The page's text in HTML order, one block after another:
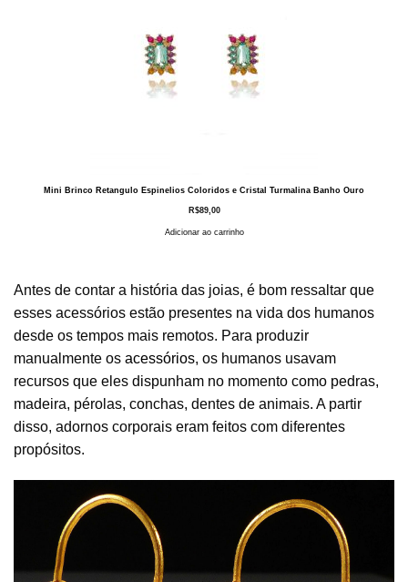
Mini Brinco Retangulo Espinelios Coloridos e Cristal Turmalina Banho Ouro
R$89,00
Adicionar ao carrinho
Antes de contar a história das joias, é bom ressaltar que
esses acessórios estão presentes na vida dos humanos
desde os tempos mais remotos. Para produzir
manualmente os acessórios, os humanos usavam
recursos que eles dispunham no momento como pedras,
madeira, pérolas, conchas, dentes de animais. A partir
disso, adornos corporais eram feitos com diferentes
propósitos.